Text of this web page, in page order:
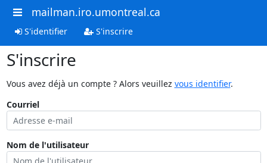
mailman.iro.umontreal.ca
S'identifier S'inscrire
S'inscrire
Vous avez déjà un compte ? Alors veuillez vous identifier.
Courriel
Nom de l'utilisateur